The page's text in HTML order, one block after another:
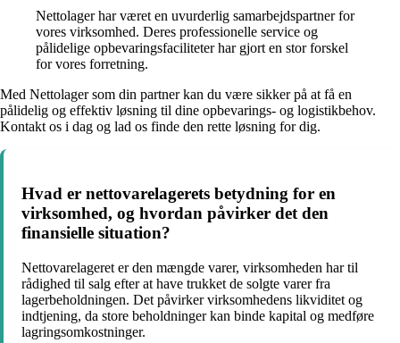
Nettolager har været en uvurderlig samarbejdspartner for
vores virksomhed. Deres professionelle service og
pålidelige opbevaringsfaciliteter har gjort en stor forskel
for vores forretning.
Med Nettolager som din partner kan du være sikker på at få en
pålidelig og effektiv løsning til dine opbevarings- og logistikbehov.
Kontakt os i dag og lad os finde den rette løsning for dig.
Hvad er nettovarelagerets betydning for en
virksomhed, og hvordan påvirker det den
finansielle situation?
Nettovarelageret er den mængde varer, virksomheden har til
rådighed til salg efter at have trukket de solgte varer fra
lagerbeholdningen. Det påvirker virksomhedens likviditet og
indtjening, da store beholdninger kan binde kapital og medføre
lagringsomkostninger.